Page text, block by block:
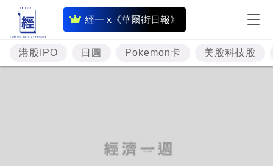
經一 x《華爾街日報》
即
時
財
經
港股IPO 日圓 Pokemon卡 美股科技股